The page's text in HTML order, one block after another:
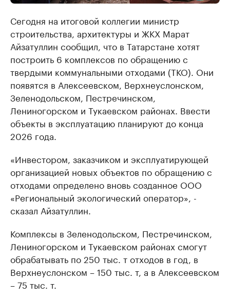
Сегодня на итоговой коллегии министр
строительства, архитектуры и ЖКХ Марат
Айзатуллин сообщил, что в Татарстане хотят
построить 6 комплексов по обращению с
твердыми коммунальными отходами (ТКО). Они
появятся в Алексеевском, Верхнеуслонском,
Зеленодольском, Пестречинском,
Лениногорском и Тукаевском районах. Ввести
объекты в эксплуатацию планируют до конца
2026 года.
«Инвестором, заказчиком и эксплуатирующей
организацией новых объектов по обращению с
отходами определено вновь созданное ООО
«Региональный экологический оператор», -
сказал Айзатуллин.
Комплексы в Зеленодольском, Пестречинском,
Лениногорском и Тукаевском районах смогут
обрабатывать по 250 тыс. т отходов в год, в
Верхнеуслонском – 150 тыс. т, а в Алексеевском
– 75 тыс. т.